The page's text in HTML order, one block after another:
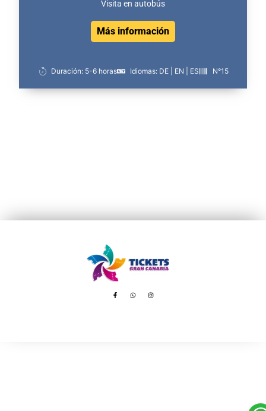
Visita en autobús
Más información
Duración: 5-6 horas Idiomas: DE | EN | ES N°15